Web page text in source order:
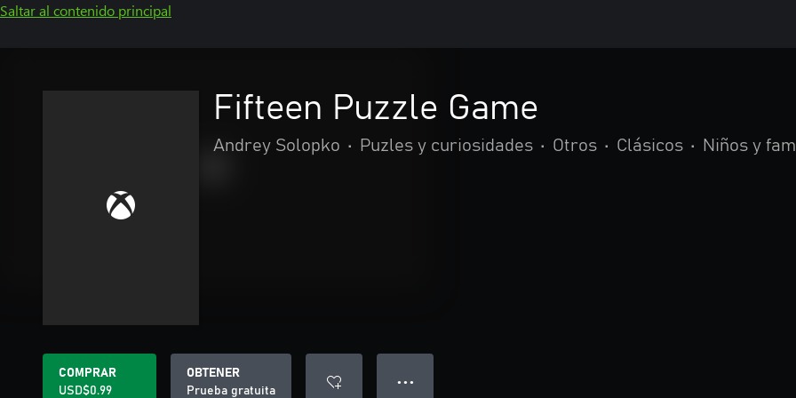
Saltar al contenido principal
Fifteen Puzzle Game
Andrey Solopko • Puzles y curiosidades • Otros • Clásicos • Niños y
COMPRAR
USD$0.99
OBTENER
Prueba gratuita
● ● ●